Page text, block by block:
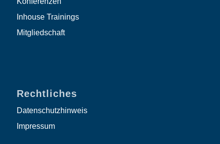
Inhouse Trainings
Mitgliedschaft
Rechtliches
Datenschutzhinweis
Impressum